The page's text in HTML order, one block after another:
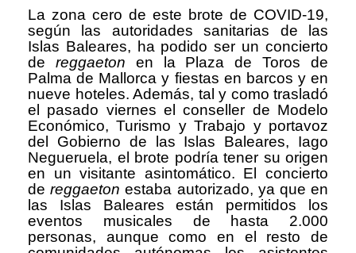
La zona cero de este brote de COVID-19,
según las autoridades sanitarias de las
Islas Baleares, ha podido ser un concierto
de reggaeton en la Plaza de Toros de
Palma de Mallorca y fiestas en barcos y en
nueve hoteles. Además, tal y como trasladó
el pasado viernes el conseller de Modelo
Económico, Turismo y Trabajo y portavoz
del Gobierno de las Islas Baleares, Iago
Negueruela, el brote podría tener su origen
en un visitante asintomático. El concierto
dereggaeton estaba autorizado, ya que en
las Islas Baleares están permitidos los
eventos musicales de hasta 2.000
personas, aunque como en el resto de